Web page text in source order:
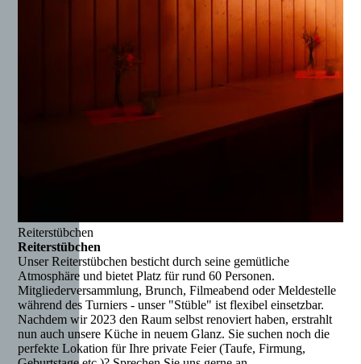
Reiterstübchen
Reiterstübchen
Unser Reiterstübchen besticht durch seine gemütliche
Atmosphäre und bietet Platz für rund 60 Personen.
Mitgliederversammlung, Brunch, Filmeabend oder Meldestelle
während des Turniers - unser "Stüble" ist flexibel einsetzbar.
Nachdem wir 2023 den Raum selbst renoviert haben, erstrahlt
nun auch unsere Küche in neuem Glanz. Sie suchen noch die
perfekte Lokation für Ihre private Feier (Taufe, Firmung,